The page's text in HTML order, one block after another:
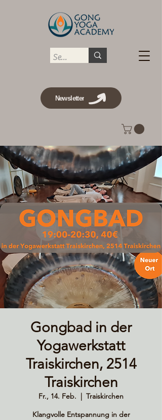
Newsletter
Gongbad in der
Yogawerkstatt
Traiskirchen, 2514
Traiskirchen
Fr., 14. Feb.
Traiskirchen
Klangvolle Entspannung in der